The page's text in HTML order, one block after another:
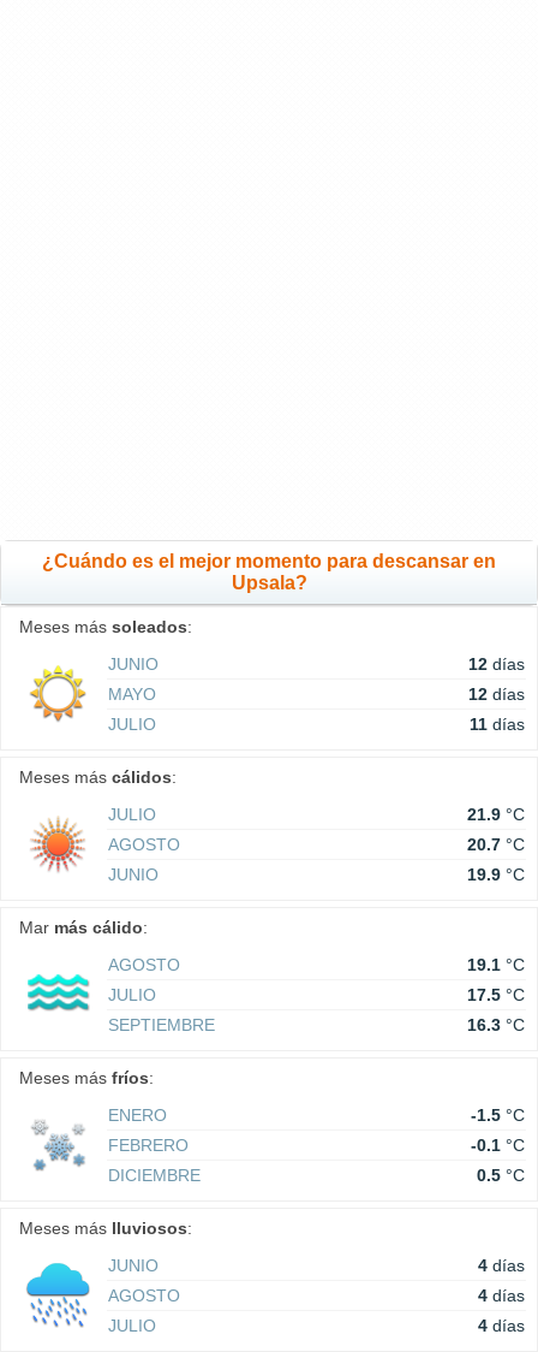
¿Cuándo es el mejor momento para descansar en
Upsala?
Meses más soleados:
JUNIO
12 días
MAYO
12 días
JULIO
11 días
Meses más cálidos:
JULIO
21.9 °C
AGOSTO
20.7 °C
JUNIO
19.9 °C
Mar más cálido:
AGOSTO
19.1 °C
JULIO
17.5 °C
SEPTIEMBRE
16.3 °C
Meses más fríos:
ENERO
-1.5 °C
FEBRERO
-0.1 °C
DICIEMBRE
0.5 °C
Meses más lluviosos:
JUNIO
4 días
AGOSTO
4 días
JULIO
4 días